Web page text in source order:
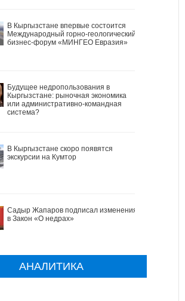
В Кыргызстане впервые состоится
Международный горно-геологический
бизнес-форум «МИНГЕО Евразия»
Будущее недропользования в
Кыргызстане: рыночная экономика
или административно-командная
система?
В Кыргызстане скоро появятся
экскурсии на Кумтор
Садыр Жапаров подписал изменения
в Закон «О недрах»
АНАЛИТИКА